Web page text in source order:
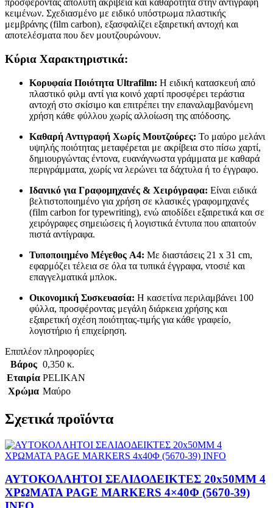
προσφέροντας απόλυτη ακρίβεια και καθαρότητα στην αντιγραφή
κειμένων. Σχεδιασμένο με ειδικό υπόστρωμα πλαστικής
μεμβράνης (film carbon), εξασφαλίζει εξαιρετική αντοχή και
αποτελέσματα που δεν μουτζουρώνουν.
Κύρια Χαρακτηριστικά:
Κορυφαία Ποιότητα Ultrafilm: Η ειδική κατασκευή από
πλαστικό φιλμ αντί για κοινό χαρτί προσφέρει τεράστια
αντοχή στο σκίσιμο και επιτρέπει την επαναλαμβανόμενη
χρήση κάθε φύλλου χωρίς αλλοίωση της απόδοσης.
Καθαρή Αντιγραφή Χωρίς Μουτζούρες: Το μαύρο μελάνι
υψηλής ποιότητας μεταφέρεται με ακρίβεια στο πίσω χαρτί,
δημιουργώντας έντονα, ευανάγνωστα γράμματα με καθαρά
περιγράμματα, χωρίς να λερώνει τα δάχτυλα ή το έγγραφο.
Ιδανικό για Γραφομηχανές & Χειρόγραφα: Είναι ειδικά
βελτιστοποιημένο για χρήση σε κλασικές γραφομηχανές
(film carbon for typewriting), ενώ αποδίδει εξαιρετικά και σε
χειρόγραφες σημειώσεις ή λογιστικά έντυπα που απαιτούν
πιστά αντίγραφα.
Τυποποιημένο Μέγεθος A4: Με διαστάσεις 21 x 31 cm,
εφαρμόζει τέλεια σε όλα τα τυπικά έγγραφα, ντοσιέ και
επαγγελματικά μπλοκ.
Οικονομική Συσκευασία: Η κασετίνα περιλαμβάνει 100
φύλλα, προσφέροντας μεγάλη διάρκεια χρήσης και
εξαιρετική σχέση ποιότητας-τιμής για κάθε γραφείο,
λογιστήριο ή επιχείρηση.
Επιπλέον πληροφορίες
Βάρος 0,350 κ.
Εταιρία PELIKAN
Χρώμα Μαύρο
Σχετικά προϊόντα
ΑΥΤΟΚΟΛΛΗΤΟΙ ΣΕΛΙΔΟΔΕΙΚΤΕΣ 20x50MM 4
ΧΡΩΜΑΤΑ PAGE MARKERS 4×40Φ (5670-39)